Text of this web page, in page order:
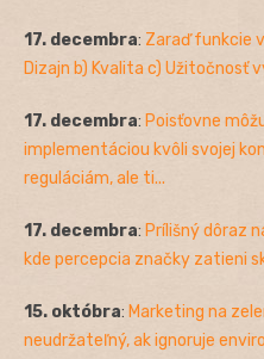
17. decembra: Zaraď funkcie
Dizajn b) Kvalita c) Užitočnosť
17. decembra: Poisťovne
implementáciou kvôli svojej
reguláciám, ale ti...
17. decembra: Prílišný dôraz
kde percepcia značky zatieni
15. októbra: Marketing na
neudržateľný, ak ignoruje